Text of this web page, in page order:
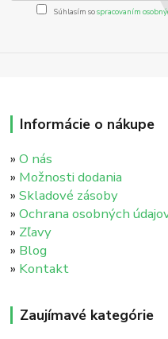
Súhlasím sospracovaním
Informácie o nákupe
»O nás
» Možnosti dodania
»Skladové zásoby
»Ochrana osobných
» Zľavy
» Blog
» Kontakt
Zaujímavé kategórie